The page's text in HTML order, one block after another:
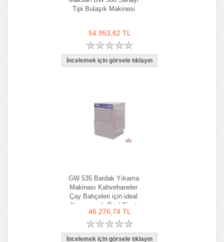
Tipi Bulaşık Makinesi
54.953,62 TL
GW 535 Bardak Yıkama
Makinası Kahvehaneler
Çay Bahçeleri için ideal
Kampanyalı Özel Fiyat
46.276,74 TL